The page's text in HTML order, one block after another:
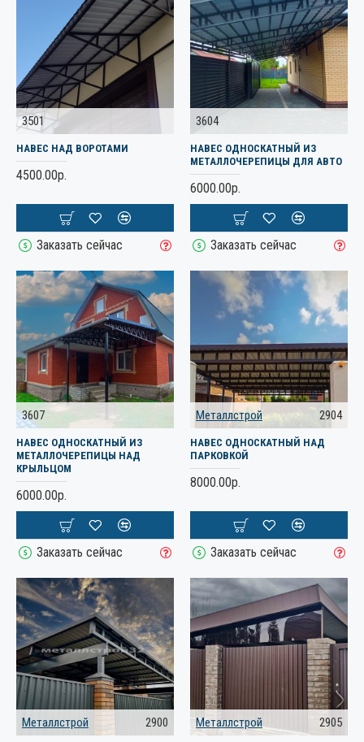
3501
НАВЕС НАД ВОРОТАМИ
4500.00р.
Заказать сейчас
3604
НАВЕС ОДНОСКАТНЫЙ ИЗ
МЕТАЛЛОЧЕРЕПИЦЫ ДЛЯ АВТО
6000.00р.
Заказать сейчас
3607
НАВЕС ОДНОСКАТНЫЙ ИЗ
МЕТАЛЛОЧЕРЕПИЦЫ НАД
КРЫЛЬЦОМ
6000.00р.
Заказать сейчас
Металлстрой 2904
НАВЕС ОДНОСКАТНЫЙ НАД
ПАРКОВКОЙ
8000.00р.
Заказать сейчас
Металлстрой 2900 Металлстрой 2905